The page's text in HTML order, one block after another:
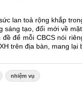
lan toả rộng khắp
sáng tạo, đổi mới về
để mỗi CBCS nói
trên địa bàn, mang lại
nhiệm vụ